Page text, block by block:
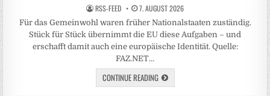
RSS-FEED 7. AUGUST 2026
Für das Gemeinwohl waren früher Nationalstaaten zuständig.
Stück für Stück übernimmt die EU diese Aufgaben – und
erschafft damit auch eine europäische Identität. Quelle:
FAZ.NET…
CONTINUE READING